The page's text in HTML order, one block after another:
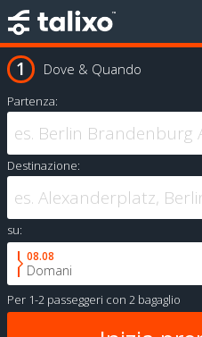
Dove & Quando
Partenza:
Destinazione:
su:
08.08
Domani
Per 1-2 passeggeri con 2 bagaglio